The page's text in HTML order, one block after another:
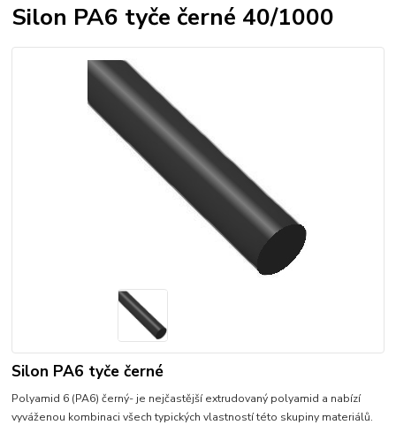
Silon PA6 tyče černé 40/1000
Silon PA6 tyče černé
Polyamid 6 (PA6) černý- je nejčastější extrudovaný polyamid a nabízí
vyváženou kombinaci všech typických vlastností této skupiny materiálů.